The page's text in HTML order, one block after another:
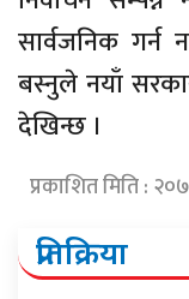
सार्वजनिक गर्न
बस्नुले नयाँ
देखिन्छ ।
प्रकाशित मिति :
प्रतिक्रिया